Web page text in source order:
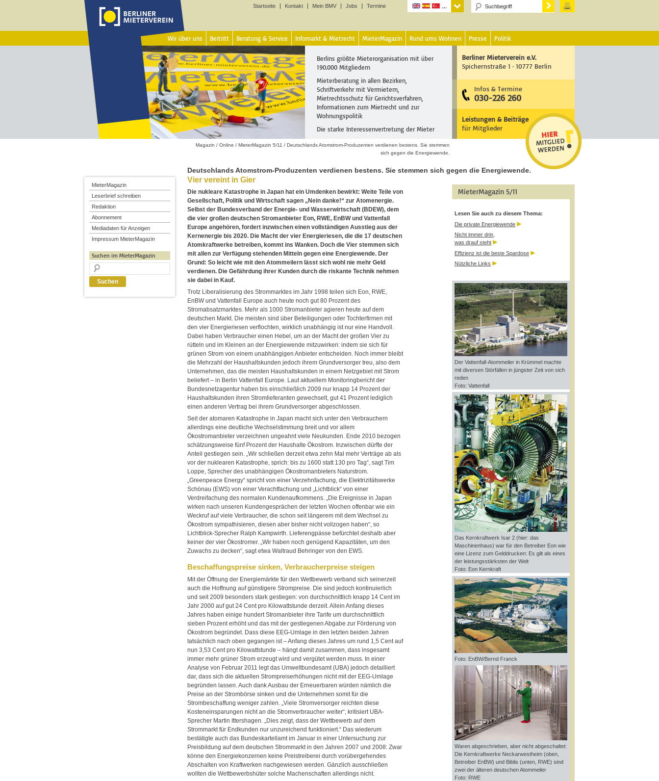
Startseite Kontakt Mein BMV Jobs Termine
Wir über uns Beitritt Beratung & Service Infomarkt & Mietrecht MieterMagazin Rund ums Wohnen Presse Politik
Berlins größte Mieterorganisation mit über
190.000 Mitgliedern
Mieterberatung in allen Bezirken,
Schriftverkehr mit Vermietern,
Mietrechtsschutz für Gerichtsverfahren,
Informationen zum Mietrecht und zur
Wohnungspolitik
Die starke Interessenvertretung der Mieter
Berliner Mieterverein e.V.
Spichernstraße 1 · 10777 Berlin
Infos & Termine
030-226 260
Leistungen & Beiträge
für Mitglieder
Magazin / Online / MieterMagazin 5/11 / Deutschlands Atomstrom-Produzenten verdienen bestens. Sie stemmen
sich gegen die Energiewende.
Deutschlands Atomstrom-Produzenten verdienen bestens. Sie stemmen sich gegen die Energiewende.
Vier vereint in Gier
Die nukleare Katastrophe in Japan hat ein Umdenken bewirkt: Weite Teile von
Gesellschaft, Politik und Wirtschaft sagen „Nein danke!“ zur Atomenergie.
Selbst der Bundesverband der Energie- und Wasserwirtschaft (BDEW), dem
die vier großen deutschen Stromanbieter Eon, RWE, EnBW und Vattenfall
Europe angehören, fordert inzwischen einen vollständigen Ausstieg aus der
Kernenergie bis 2020. Die Macht der vier Energieriesen, die die 17 deutschen
Atomkraftwerke betreiben, kommt ins Wanken. Doch die Vier stemmen sich
mit allen zur Verfügung stehenden Mitteln gegen eine Energiewende. Der
Grund: So leicht wie mit den Atommeilern lässt sich wohl nie mehr Geld
verdienen. Die Gefährdung ihrer Kunden durch die riskante Technik nehmen
sie dabei in Kauf.
Trotz Liberalisierung des Strommarktes im Jahr 1998 teilen sich Eon, RWE,
EnBW und Vattenfall Europe auch heute noch gut 80 Prozent des
Stromabsatzmarktes. Mehr als 1000 Stromanbieter agieren heute auf dem
deutschen Markt. Die meisten sind über Beteiligungen oder Tochterfirmen mit
den vier Energieriesen verflochten, wirklich unabhängig ist nur eine Handvoll.
Dabei haben Verbraucher einen Hebel, um an der Macht der großen Vier zu
rütteln und im Kleinen an der Energiewende mitzuwirken: indem sie sich für
grünen Strom von einem unabhängigen Anbieter entscheiden. Noch immer bleibt
die Mehrzahl der Haushaltskunden jedoch ihrem Grundversorger treu, also dem
Unternehmen, das die meisten Haushaltskunden in einem Netzgebiet mit Strom
beliefert – in Berlin Vattenfall Europe. Laut aktuellem Monitoringbericht der
Bundesnetzagentur haben bis einschließlich 2009 nur knapp 14 Prozent der
Haushaltskunden ihren Stromlieferanten gewechselt, gut 41 Prozent lediglich
einen anderen Vertrag bei ihrem Grundversorger abgeschlossen.
Seit der atomaren Katastrophe in Japan macht sich unter den Verbrauchern
allerdings eine deutliche Wechselstimmung breit und vor allem
Ökostromanbieter verzeichnen ungeahnt viele Neukunden. Ende 2010 bezogen
schätzungsweise fünf Prozent der Haushalte Ökostrom. Inzwischen dürfte der
Anteil gestiegen sein. „Wir schließen derzeit etwa zehn Mal mehr Verträge ab als
vor der nuklearen Katastrophe, sprich: bis zu 1600 statt 130 pro Tag“, sagt Tim
Loppe, Sprecher des unabhängigen Ökostromanbieters Naturstrom.
„Greenpeace Energy“ spricht von einer Verzehnfachung, die Elektrizitätswerke
Schönau (EWS) von einer Verachtfachung und „Lichtblick“ von einer
Verdreifachung des normalen Kundenaufkommens. „Die Ereignisse in Japan
wirken nach unseren Kundengesprächen der letzten Wochen offenbar wie ein
Weckruf auf viele Verbraucher, die schon seit längerem mit dem Wechsel zu
Ökostrom sympathisieren, diesen aber bisher nicht vollzogen haben“, so
Lichtblick-Sprecher Ralph Kampwirth. Lieferengpässe befürchtet deshalb aber
keiner der vier Ökostromer. „Wir haben noch genügend Kapazitäten, um den
Zuwachs zu decken“, sagt etwa Waltraud Behringer von den EWS.
Beschaffungspreise sinken, Verbraucherpreise steigen
Mit der Öffnung der Energiemärkte für den Wettbewerb verband sich seinerzeit
auch die Hoffnung auf günstigere Strompreise. Die sind jedoch kontinuierlich
und seit 2009 besonders stark gestiegen: von durchschnittlich knapp 14 Cent im
Jahr 2000 auf gut 24 Cent pro Kilowattstunde derzeit. Allein Anfang dieses
Jahres haben einige hundert Stromanbieter ihre Tarife um durchschnittlich
sieben Prozent erhöht und das mit der gestiegenen Abgabe zur Förderung von
Ökostrom begründet. Dass diese EEG-Umlage in den letzten beiden Jahren
tatsächlich nach oben gegangen ist – Anfang dieses Jahres um rund 1,5 Cent auf
nun 3,53 Cent pro Kilowattstunde – hängt damit zusammen, dass insgesamt
immer mehr grüner Strom erzeugt wird und vergütet werden muss. In einer
Analyse von Februar 2011 legt das Umweltbundesamt (UBA) jedoch detailliert
dar, dass sich die aktuellen Strompreiserhöhungen nicht mit der EEG-Umlage
begründen lassen. Auch dank Ausbau der Erneuerbaren würden nämlich die
Preise an der Strombörse sinken und die Unternehmen somit für die
Strombeschaffung weniger zahlen. „Viele Stromversorger reichten diese
Kosteneinsparungen nicht an die Stromverbraucher weiter“, kritisiert UBA-
Sprecher Martin Ittershagen. „Dies zeigt, dass der Wettbewerb auf dem
Strommarkt für Endkunden nur unzureichend funktioniert.“ Das wiederum
bestätigte auch das Bundeskartellamt im Januar in einer Untersuchung zur
Preisbildung auf dem deutschen Strommarkt in den Jahren 2007 und 2008: Zwar
könne den Energiekonzernen keine Preistreiberei durch vorübergehendes
Abschalten von Kraftwerken nachgewiesen werden. Gänzlich ausschließen
wollten die Wettbewerbshüter solche Machenschaften allerdings nicht.
MieterMagazin 5/11
Lesen Sie auch zu diesem Thema:
Die private Energiewende
Nicht immer drin,
was drauf steht
Effizienz ist die beste Spardose
Nützliche Links
Der Vattenfall-Atommeiler in Krümmel machte
mit diversen Störfällen in jüngster Zeit von sich
reden
Foto: Vattenfall
Das Kernkraftwerk Isar 2 (hier: das
Maschinenhaus) war für den Betreiber Eon wie
eine Lizenz zum Gelddrucken: Es gilt als eines
der leistungsstärksten der Welt
Foto: Eon Kernkraft
Foto: EnBW/Bernd Franck
Waren abgeschrieben, aber nicht abgeschaltet:
Die Kernkraftwerke Neckarwestheim (oben,
Betreiber EnBW) und Biblis (unten, RWE) sind
zwei der älteren deutschen Atommeiler
Foto: RWE
MieterMagazin
Leserbrief schreiben
Redaktion
Abonnement
Mediadaten für Anzeigen
Impressum MieterMagazin
Suchen im MieterMagazin